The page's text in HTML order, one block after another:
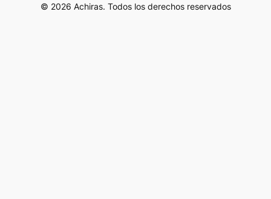
© 2026 Achiras. Todos los derechos reservados